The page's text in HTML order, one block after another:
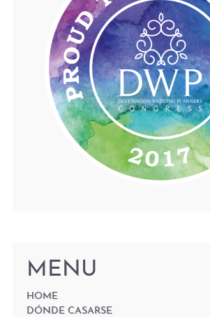
MENU
HOME
DÓNDE CASARSE